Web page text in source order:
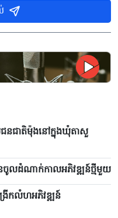
នជាតិម៉ុងនៅក្នុងឃុំតាសួ
លដំណាក់កាលអភិវឌ្ឍន៍ថ្មីមួយ
រីកលំហអភិវឌ្ឍន៍